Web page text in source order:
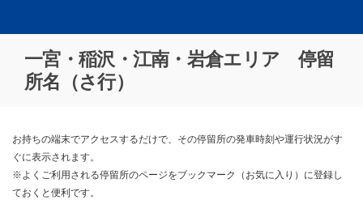
一宮・稲沢・江南・岩倉エリア 停留
所名（さ行）
お持ちの端末でアクセスするだけで、その停留所の発車時刻や運行状況がす
ぐに表示されます。
※よくご利用される停留所のページをブックマーク（お気に入り）に登録し
ておくと便利です。